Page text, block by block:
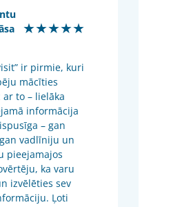
★★★★★
ir pirmie, kuri
mācīties
to – lielāka
informācija
– gan
vadlīniju un
pieejamajos
ka varu
izvēlēties sev
Ļoti